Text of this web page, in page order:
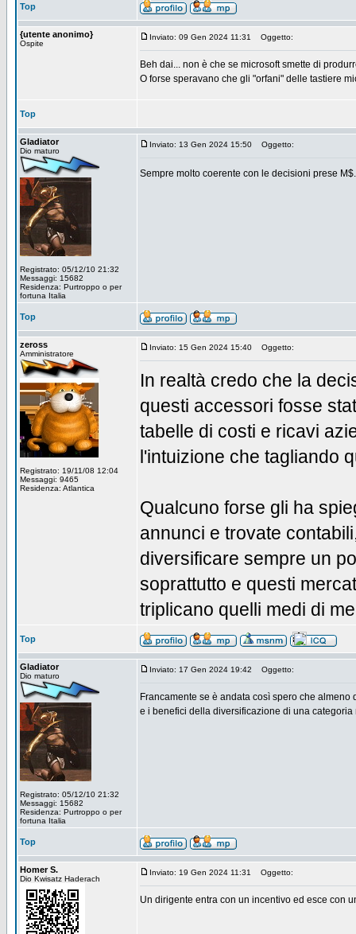
Top
{utente anonimo}
Ospite
Inviato: 09 Gen 2024 11:31 Oggetto:
Beh dai... non è che se microsoft smette di
O forse speravano che gli "orfani" delle tastiere
Top
Gladiator
Dio maturo
Registrato: 05/12/10 21:32
Messaggi: 15682
Residenza: Purtroppo o per
fortuna Italia
Inviato: 13 Gen 2024 15:50 Oggetto:
Sempre molto coerente con le decisioni prese
Top
zeross
Amministratore
Registrato: 19/11/08 12:04
Messaggi: 9465
Residenza: Atlantica
Inviato: 15 Gen 2024 15:40 Oggetto:
In realtà credo che la
questi accessori fosse
tabelle di costi e ricavi
l'intuizione che tagliando
Qualcuno forse gli ha
annunci e trovate
diversificare sempre un
soprattutto e questi
triplicano quelli medi di
Top
Gladiator
Dio maturo
Registrato: 05/12/10 21:32
Messaggi: 15682
Residenza: Purtroppo o per
fortuna Italia
Inviato: 17 Gen 2024 19:42 Oggetto:
Francamente se è andata così spero che
e i benefici della diversificazione di una categoria
Top
Homer S.
Dio Kwisatz Haderach
Inviato: 19 Gen 2024 11:31 Oggetto:
Un dirigente entra con un incentivo ed esce con